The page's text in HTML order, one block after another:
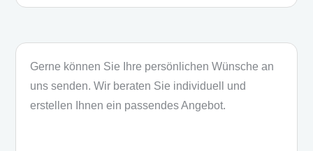
Gerne können Sie Ihre persönlichen Wünsche an
uns senden. Wir beraten Sie individuell und
erstellen Ihnen ein passendes Angebot.